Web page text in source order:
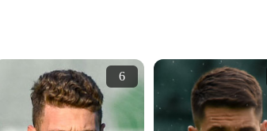
6